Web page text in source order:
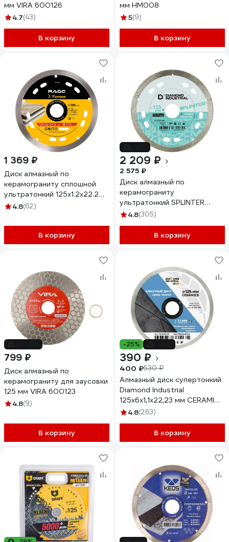
мм VIRA 600126
4.7(43)
В корзину
мм HM008
5(9)
В корзину
1 369 ₽
Диск алмазный по
керамограниту сплошной
ультратонкий 125х1.2х22.2
мм RAGE Furious 605126
4.8(62)
В корзину
2 209 ₽
2 575 ₽
Диск алмазный по
керамограниту
ультратонкий SPLINTER
125x8x1.1x22.23 мм Diamond
4.8(305)
В корзину
799 ₽
Диск алмазный по
керамограниту для заусовки
125 мм VIRA 600123
4.8(9)
В корзину
-25%
390 ₽
400 ₽530 ₽
Алмазный диск супертонкий
Diamond Industrial
125x6х1,1x22,23 мм CERAMICS
DILITE DID125CER
4.8(263)
В корзину